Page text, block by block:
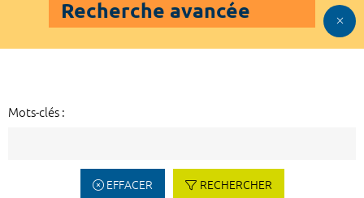
Recherche avancée
Mots-clés :
EFFACER RECHERCHER